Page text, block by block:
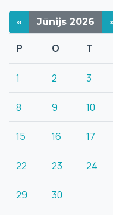
« Jūnijs 2026
P O T
1 2 3
8 9 10
15 16 17
22 23 24
29 30